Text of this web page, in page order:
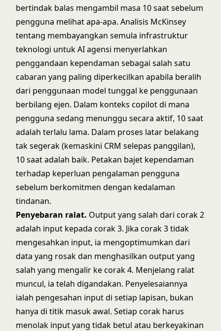
bertindak balas mengambil masa 10 saat sebelum
pengguna melihat apa-apa. Analisis McKinsey
tentang membayangkan semula infrastruktur
teknologi untuk AI agensi menyerlahkan
penggandaan kependaman sebagai salah satu
cabaran yang paling diperkecilkan apabila beralih
dari penggunaan model tunggal ke penggunaan
berbilang ejen. Dalam konteks copilot di mana
pengguna sedang menunggu secara aktif, 10 saat
adalah terlalu lama. Dalam proses latar belakang
tak segerak (kemaskini CRM selepas panggilan),
10 saat adalah baik. Petakan bajet kependaman
terhadap keperluan pengalaman pengguna
sebelum berkomitmen dengan kedalaman
tindanan.
Penyebaran ralat. Output yang salah dari corak 2
adalah input kepada corak 3. Jika corak 3 tidak
mengesahkan input, ia mengoptimumkan dari
data yang rosak dan menghasilkan output yang
salah yang mengalir ke corak 4. Menjelang ralat
muncul, ia telah digandakan. Penyelesaiannya
ialah pengesahan input di setiap lapisan, bukan
hanya di titik masuk awal. Setiap corak harus
menolak input yang tidak betul atau berkeyakinan